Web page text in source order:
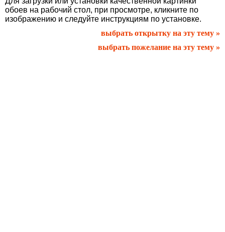
обоев на рабочий стол, при просмотре, кликните по
изображению и следуйте инструкциям по установке.
выбрать открытку на эту тему »
выбрать пожелание на эту тему »